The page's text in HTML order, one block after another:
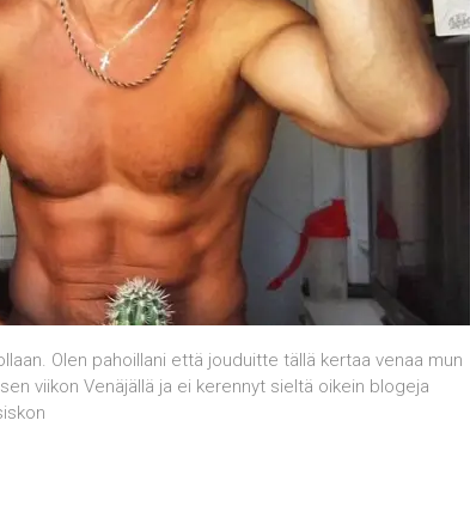
Olen pahoillani että jouduitte tällä kertaa venaa mun
viikon Venäjällä ja ei kerennyt sieltä oikein blogeja